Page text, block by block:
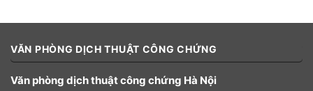
VĂN PHÒNG DỊCH THUẬT CÔNG CHỨNG
Văn phòng dịch thuật công chứng Hà Nội